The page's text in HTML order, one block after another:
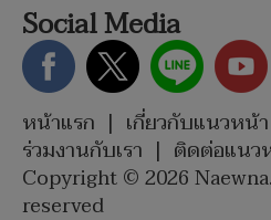
Social Media
หน้าแรก | เกี่ยวกับแนวหน้า
ร่วมงานกับเรา | ติดต่อแนว
Copyright © 2026
reserved